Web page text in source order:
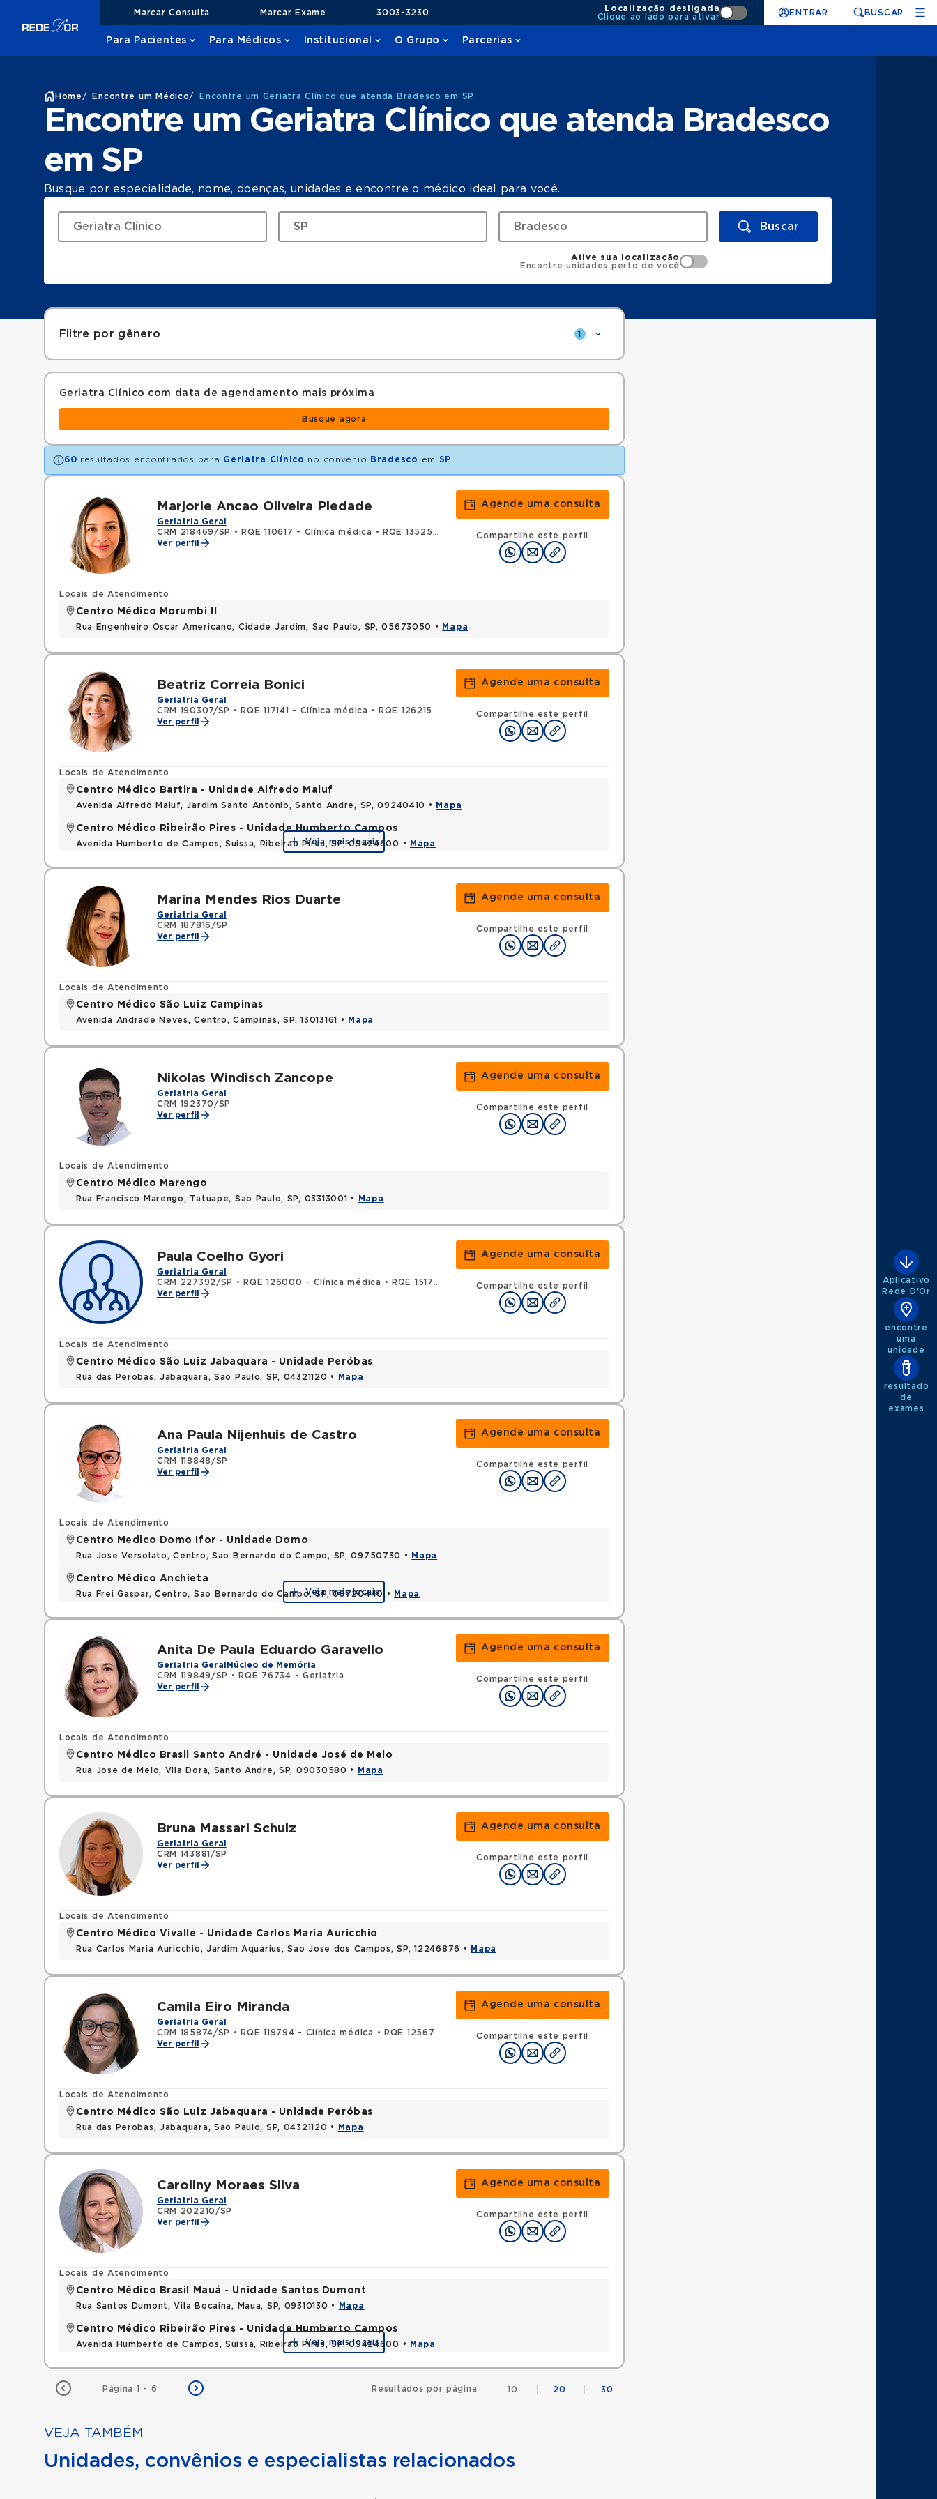
Marcar Consulta Marcar Exame 3003-3230
Localização desligada
Clique ao lado para ativar
ENTRAR BUSCAR
Para Pacientes Para Médicos Institucional O Grupo Parcerias
Home / Encontre um Médico/ Encontre um Geriatra Clínico que atenda Bradesco em SP
Encontre um Geriatra Clínico que atenda Bradesco
em SP
Busque por especialidade, nome, doenças, unidades e encontre o médico ideal para você.
Buscar
Ative sua localização
Encontre unidades perto de você
Filtre por gênero 1
Geriatra Clínico com data de agendamento mais próxima
Busque agora
60 resultados encontrados para Geriatra Clínico no convênio Bradesco em SP
Marjorie Ancao Oliveira Piedade
Geriatria Geral
CRM 218469/SP
• RQE 110617 - Clínica médica •
RQE 135252 - Geriatria
Ver perfil
Agende uma consulta
Compartilhe este perfil
Locais de Atendimento
Centro Médico Morumbi II
Rua Engenheiro Oscar Americano, Cidade Jardim, Sao Paulo, SP, 05673050 • Mapa
Beatriz Correia Bonici
Geriatria Geral
CRM 190307/SP
• RQE 117141 - Clínica médica •
RQE 126215 - Geriatria
Ver perfil
Agende uma consulta
Compartilhe este perfil
Locais de Atendimento
Centro Médico Bartira - Unidade Alfredo Maluf
Avenida Alfredo Maluf, Jardim Santo Antonio, Santo Andre, SP, 09240410 • Mapa
Centro Médico Ribeirão Pires - Unidade Humberto Campos
Avenida Humberto de Campos, Suissa, Ribeirao Pires, SP, 09424600 • Mapa
Veja mais locais
Marina Mendes Rios Duarte
Geriatria Geral
CRM 187816/SP
Ver perfil
Agende uma consulta
Compartilhe este perfil
Locais de Atendimento
Centro Médico São Luiz Campinas
Avenida Andrade Neves, Centro, Campinas, SP, 13013161 • Mapa
Nikolas Windisch Zancope
Geriatria Geral
CRM 192370/SP
Ver perfil
Agende uma consulta
Compartilhe este perfil
Locais de Atendimento
Centro Médico Marengo
Rua Francisco Marengo, Tatuape, Sao Paulo, SP, 03313001 • Mapa
Paula Coelho Gyori
Geriatria Geral
CRM 227392/SP
• RQE 126000 - Clínica médica •
RQE 151723 - Geriatria
Ver perfil
Agende uma consulta
Compartilhe este perfil
Locais de Atendimento
Centro Médico São Luiz Jabaquara - Unidade Peróbas
Rua das Perobas, Jabaquara, Sao Paulo, SP, 04321120 • Mapa
Ana Paula Nijenhuis de Castro
Geriatria Geral
CRM 118848/SP
Ver perfil
Agende uma consulta
Compartilhe este perfil
Locais de Atendimento
Centro Medico Domo Ifor - Unidade Domo
Rua Jose Versolato, Centro, Sao Bernardo do Campo, SP, 09750730 • Mapa
Centro Médico Anchieta
Rua Frei Gaspar, Centro, Sao Bernardo do Campo, SP, 09720440 • Mapa
Veja mais locais
Anita De Paula Eduardo Garavello
Geriatria Geral Núcleo de Memória
CRM 119849/SP
•
RQE 76734 - Geriatria
Ver perfil
Agende uma consulta
Compartilhe este perfil
Locais de Atendimento
Centro Médico Brasil Santo André - Unidade José de Melo
Rua Jose de Melo, Vila Dora, Santo Andre, SP, 09030580 • Mapa
Bruna Massari Schulz
Geriatria Geral
CRM 143881/SP
Ver perfil
Agende uma consulta
Compartilhe este perfil
Locais de Atendimento
Centro Médico Vivalle - Unidade Carlos Maria Auricchio
Rua Carlos Maria Auricchio, Jardim Aquarius, Sao Jose dos Campos, SP, 12246876 • Mapa
Camila Eiro Miranda
Geriatria Geral
CRM 185874/SP
• RQE 119794 - Clínica médica •
RQE 125678 - Geriatria
Ver perfil
Agende uma consulta
Compartilhe este perfil
Locais de Atendimento
Centro Médico São Luiz Jabaquara - Unidade Peróbas
Rua das Perobas, Jabaquara, Sao Paulo, SP, 04321120 • Mapa
Caroliny Moraes Silva
Geriatria Geral
CRM 202210/SP
Ver perfil
Agende uma consulta
Compartilhe este perfil
Locais de Atendimento
Centro Médico Brasil Mauá - Unidade Santos Dumont
Rua Santos Dumont, Vila Bocaina, Maua, SP, 09310130 • Mapa
Centro Médico Ribeirão Pires - Unidade Humberto Campos
Avenida Humberto de Campos, Suissa, Ribeirao Pires, SP, 09424600 • Mapa
Veja mais locais
Página 1 - 6 Resultados por página 10 20 30
VEJA TAMBÉM
Unidades, convênios e especialistas relacionados
Aplicativo
Rede D'Or
encontre
uma
unidade
resultado
de
exames